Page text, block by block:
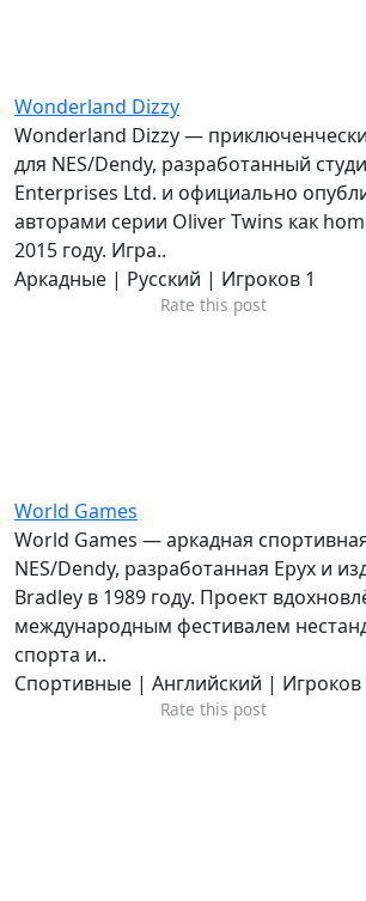
Wonderland Dizzy
Wonderland Dizzy —
для NES/Dendy, разработанный
Enterprises Ltd. и официально
авторами серии Oliver Twins как
2015 году. Игра..
Аркадные | Русский | Игроков 1
Rate this post
World Games
World Games — аркадная
NES/Dendy, разработанная Epyx и
Bradley в 1989 году. Проект
международным фестивалем
спорта и..
Спортивные | Английский | Игроков
Rate this post